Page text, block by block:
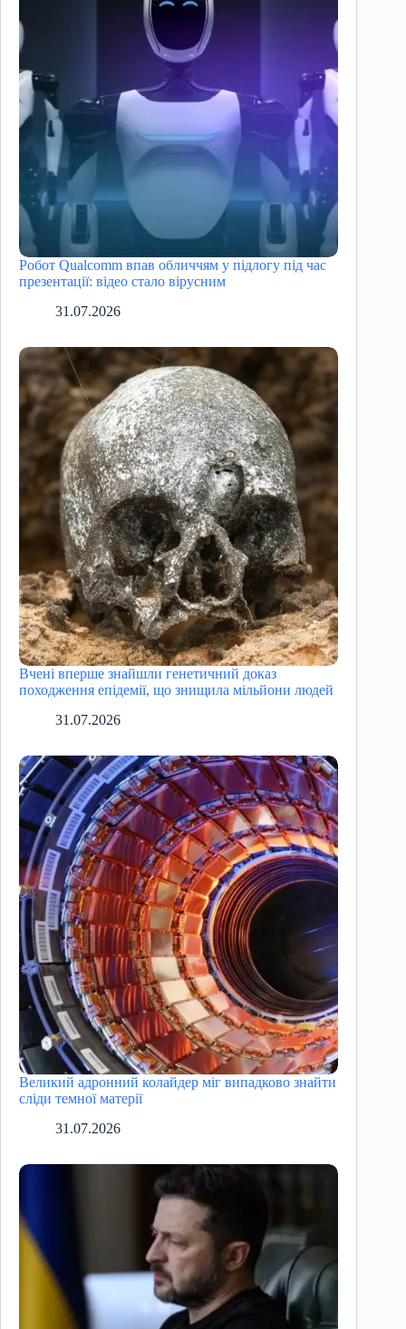
Робот Qualcomm впав обличчям у підлогу під час
презентації: відео стало вірусним
31.07.2026
Вчені вперше знайшли генетичний доказ
походження епідемії, що знищила мільйони людей
31.07.2026
Великий адронний колайдер міг випадково знайти
сліди темної матерії
31.07.2026